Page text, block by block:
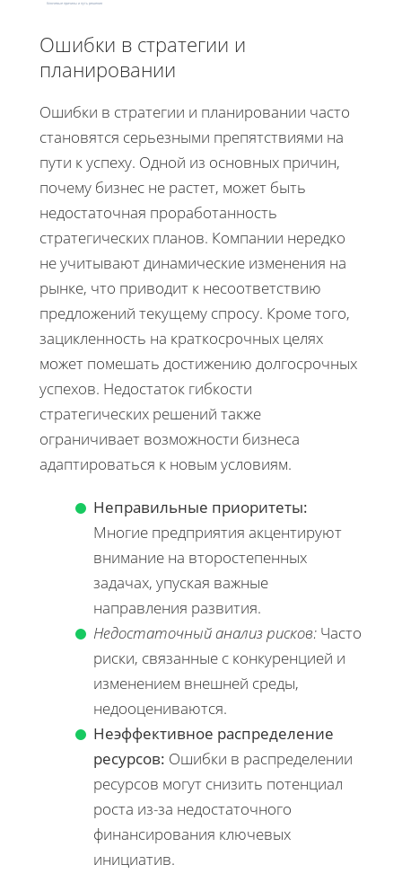
Ключевые причины и путь решения
Ошибки в стратегии и
планировании
Ошибки в стратегии и планировании часто
становятся серьезными препятствиями на
пути к успеху. Одной из основных причин,
почему бизнес не растет, может быть
недостаточная проработанность
стратегических планов. Компании нередко
не учитывают динамические изменения на
рынке, что приводит к несоответствию
предложений текущему спросу. Кроме того,
зацикленность на краткосрочных целях
может помешать достижению долгосрочных
успехов. Недостаток гибкости
стратегических решений также
ограничивает возможности бизнеса
адаптироваться к новым условиям.
Неправильные приоритеты:
Многие предприятия акцентируют
внимание на второстепенных
задачах, упуская важные
направления развития.
Недостаточный анализ рисков: Часто
риски, связанные с конкуренцией и
изменением внешней среды,
недооцениваются.
Неэффективное распределение
ресурсов: Ошибки в распределении
ресурсов могут снизить потенциал
роста из-за недостаточного
финансирования ключевых
инициатив.